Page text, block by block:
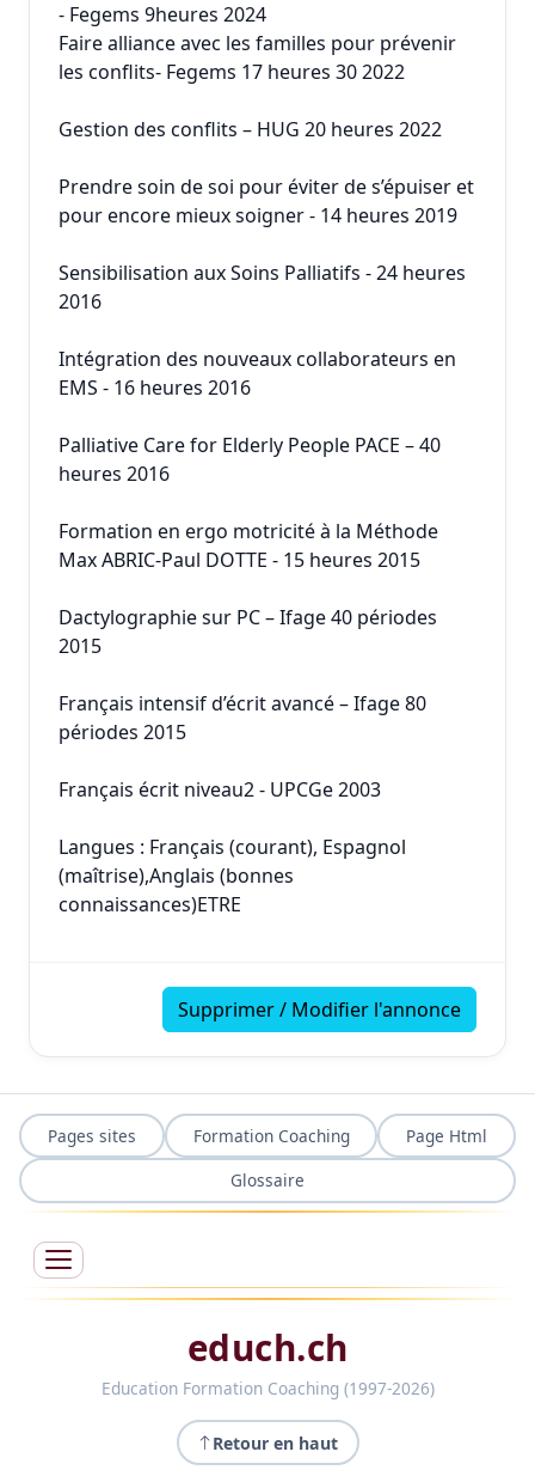
- Fegems 9heures 2024
Faire alliance avec les familles pour prévenir
les conflits- Fegems 17 heures 30 2022
Gestion des conflits – HUG 20 heures 2022
Prendre soin de soi pour éviter de s’épuiser et
pour encore mieux soigner - 14 heures 2019
Sensibilisation aux Soins Palliatifs - 24 heures
2016
Intégration des nouveaux collaborateurs en
EMS - 16 heures 2016
Palliative Care for Elderly People PACE – 40
heures 2016
Formation en ergo motricité à la Méthode
Max ABRIC-Paul DOTTE - 15 heures 2015
Dactylographie sur PC – Ifage 40 périodes
2015
Français intensif d’écrit avancé – Ifage 80
périodes 2015
Français écrit niveau2 - UPCGe 2003
Langues : Français (courant), Espagnol
(maîtrise),Anglais (bonnes
connaissances)ETRE
Supprimer / Modifier l'annonce
Pages sites Formation Coaching
Page Html
Glossaire
educh.ch
Education Formation Coaching (1997-2026)
Retour en haut